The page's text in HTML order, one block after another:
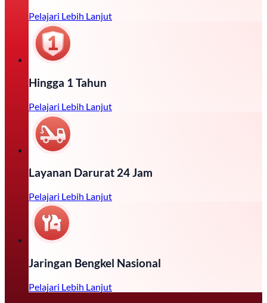
Pelajari Lebih Lanjut
Hingga 1 Tahun
Pelajari Lebih Lanjut
Layanan Darurat 24 Jam
Pelajari Lebih Lanjut
Jaringan Bengkel Nasional
Pelajari Lebih Lanjut